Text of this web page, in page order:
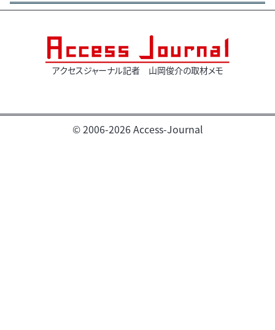
アクセスジャーナル記者 山岡俊介の取材メモ
© 2006-2026 Access-Journal